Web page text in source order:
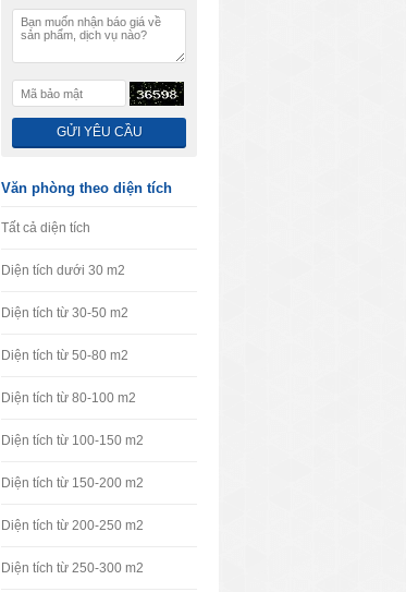
Văn phòng theo diện tích
Tất cả diện tích
Diện tích dưới 30 m2
Diện tích từ 30-50 m2
Diện tích từ 50-80 m2
Diện tích từ 80-100 m2
Diện tích từ 100-150 m2
Diện tích từ 150-200 m2
Diện tích từ 200-250 m2
Diện tích từ 250-300 m2